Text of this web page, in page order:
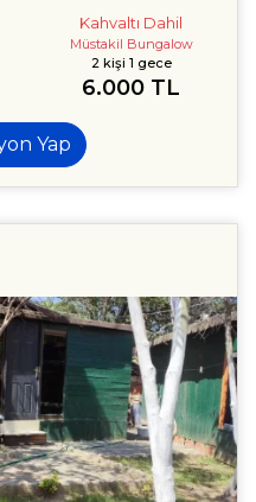
Kahvaltı Dahil
Müstakil Bungalow
2 kişi 1 gece
6.000 TL
Yap